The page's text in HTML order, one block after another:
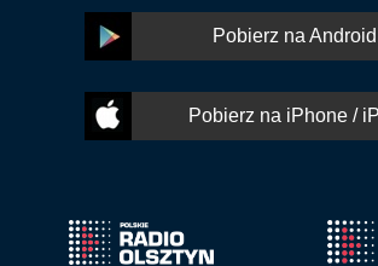
Pobierz na Android
Pobierz na iPhone /